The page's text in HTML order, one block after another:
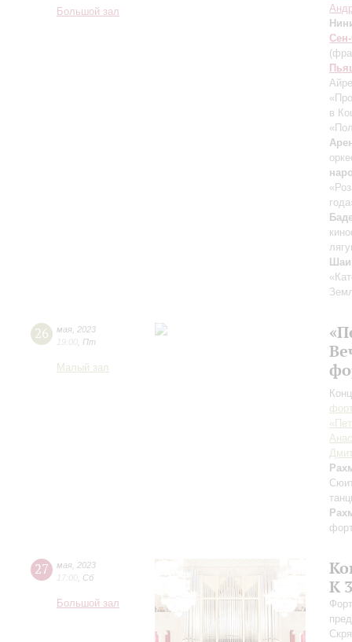
Большой зал
в
26 мая 2023
19:00 Пт
Малый зал
27 мая 2023
17:00 Сб
Большой зал
К